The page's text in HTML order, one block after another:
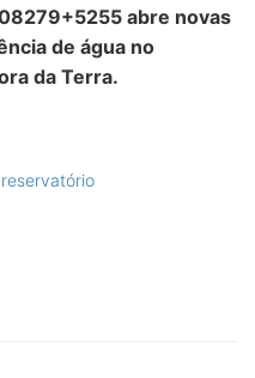
abre novas
de água no
da Terra.
reservatório